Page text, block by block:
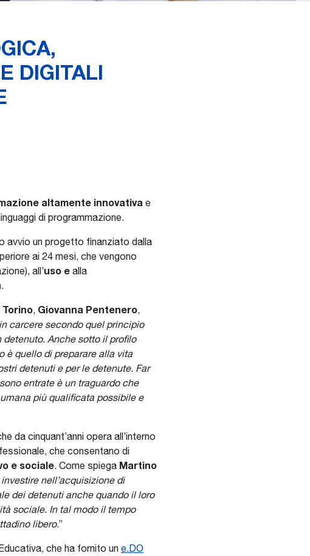
DIGITALI
altamente innovativa e
di programmazione.
avvio un progetto finanziato dalla
ai 24 mesi, che vengono
all’uso e alla
.
, Giovanna Pentenero,
carcere secondo quel principio
Anche sotto il profilo
è quello di preparare alla vita
detenuti e per le detenute. Far
entrate è un traguardo che
più qualificata possibile e
da cinquant’anni opera all’interno
che consentano di
e sociale. Come spiega Martino
nell’acquisizione di
dei detenuti anche quando il loro
sociale. In tal modo il tempo
libero.”
che ha fornito un e.DO